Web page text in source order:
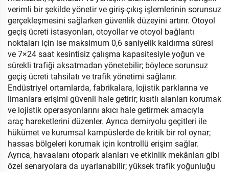
verimli bir şekilde yönetir ve giriş-çıkış işlemlerinin sorunsuz
gerçekleşmesini sağlarken güvenlik düzeyini artırır. Otoyol
geçiş ücreti istasyonları, otoyollar ve otoyol bağlantı
noktaları için ise maksimum 0,6 saniyelik kaldırma süresi
ve 7×24 saat kesintisiz çalışma kapasitesiyle yoğun ve
sürekli trafiği aksatmadan yönetebilir; böylece sorunsuz
geçiş ücreti tahsilatı ve trafik yönetimi sağlanır.
Endüstriyel ortamlarda, fabrikalara, lojistik parklarına ve
limanlara erişimi güvenli hale getirir; kısıtlı alanları korumak
ve lojistik operasyonlarını akıcı hale getirmek amacıyla
araç hareketlerini düzenler. Ayrıca demiryolu geçitleri ile
hükümet ve kurumsal kampüslerde de kritik bir rol oynar;
hassas bölgeleri korumak için kontrollü erişim sağlar.
Ayrıca, havaalanı otopark alanları ve etkinlik mekânları gibi
özel senaryolara da uyarlanabilir; yüksek trafik yoğunluğu